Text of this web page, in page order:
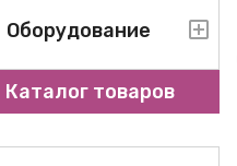
Оборудование
Каталог товаров